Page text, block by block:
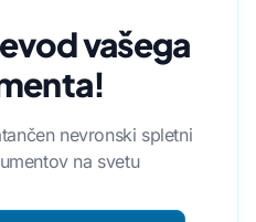
vašega
nevronski spletni
na svetu